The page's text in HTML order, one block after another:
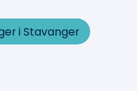
i Stavanger